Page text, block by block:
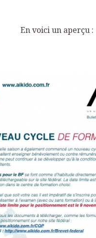
En voici un aperçu :